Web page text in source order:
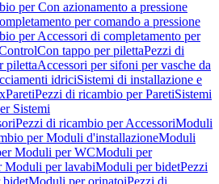
per Con azionamento a pressione
per comando a pressione
per Accessori di completamento per
Con tappo per pilettaPezzi di
pilettaAccessori per sifoni per vasche da
idriciSistemi di installazione e
ParetiPezzi di ricambio per ParetiSistemi
Sistemi
Pezzi di ricambio per AccessoriModuli
per Moduli d'installazioneModuli
Moduli per WCModuli per
Moduli per lavabiModuli per bidetPezzi
bidetModuli per orinatoiPezzi di